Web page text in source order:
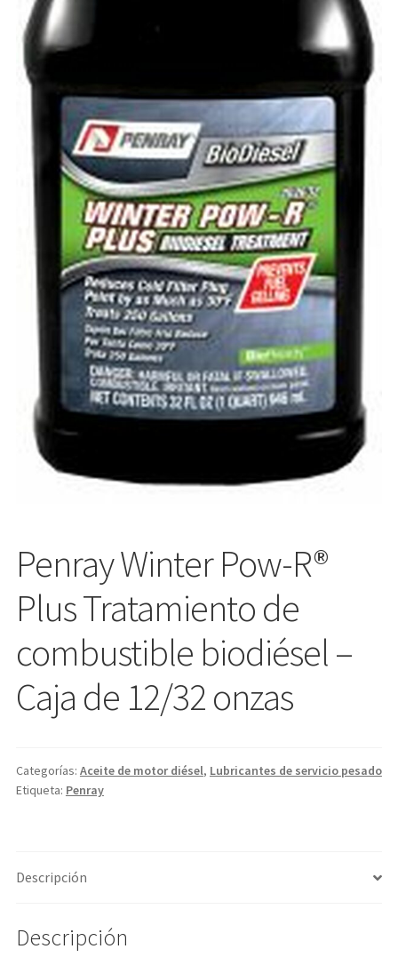
Penray Winter Pow-R®
Plus Tratamiento de
combustible biodiésel –
Caja de 12/32 onzas
Categorías: Aceite de motor diésel, Lubricantes de servicio pesado
Etiqueta: Penray
Descripción
Descripción